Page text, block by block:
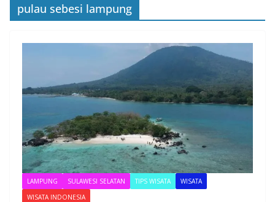
pulau sebesi lampung
LAMPUNG SULAWESI SELATAN TIPS WISATA
WISATA
WISATA INDONESIA